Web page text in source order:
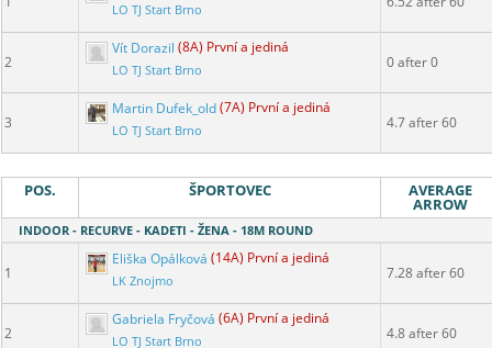
LO TJ Start Brno
2
Vít Dorazil (8A) První a jediná
LO TJ Start Brno 0 after 0
3
Martin Dufek_old(7A) První a jediná
LO TJ Start Brno 4.7 after 60
POS. ŠPORTOVEC AVERAGE
ARROW
INDOOR - RECURVE - KADETI - ŽENA - 18M ROUND
1
Eliška Opálková (14A) První a jediná
LK Znojmo 7.28 after 60
2
Gabriela Fryčová (6A) První a jediná
LO TJ Start Brno 4.8 after 60